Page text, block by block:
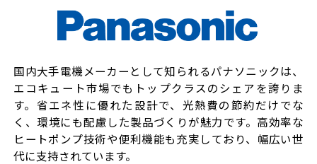
国内大手電機メーカーとして知られるパナソニックは、
エコキュート市場でもトップクラスのシェアを誇りま
す。省エネ性に優れた設計で、光熱費の節約だけでな
く、環境にも配慮した製品づくりが魅力です。高効率な
ヒートポンプ技術や便利機能も充実しており、幅広い世
代に支持されています。